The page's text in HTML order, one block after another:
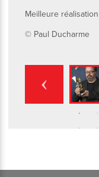
Meilleure
© Paul Ducharme